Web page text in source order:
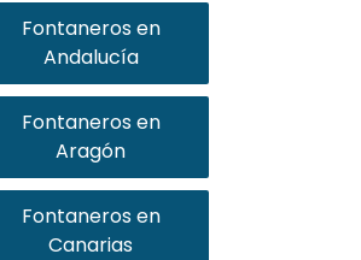
Fontaneros en
Andalucía
Fontaneros en
Aragón
Fontaneros en
Canarias